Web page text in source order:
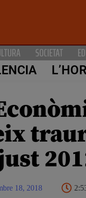
SOCIETAT
18, 2018